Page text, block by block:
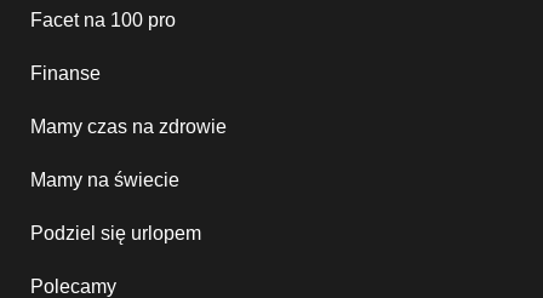
Facet na 100 pro
Finanse
Mamy czas na zdrowie
Mamy na świecie
Podziel się urlopem
Polecamy